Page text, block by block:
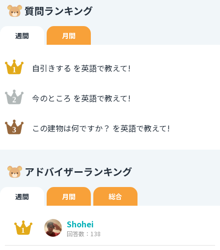
質問ランキング
週間 月間
自引きする を英語で教えて!
今のところ を英語で教えて!
この建物は何ですか？ を英語で教えて!
アドバイザーランキング
週間 月間 総合
Shohei
回答数：138